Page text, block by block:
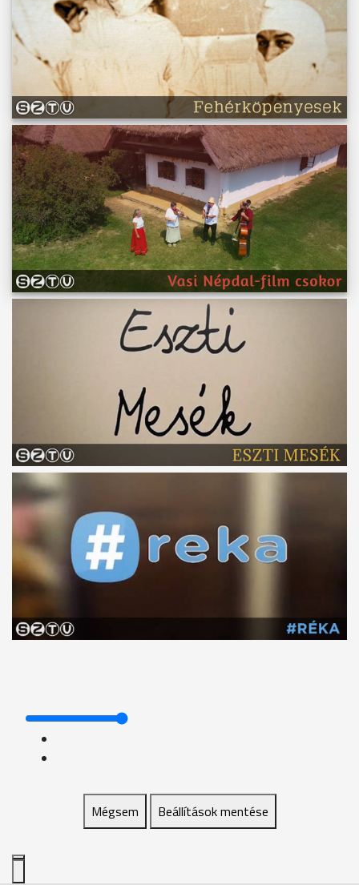
Mégsem Beállítások mentése